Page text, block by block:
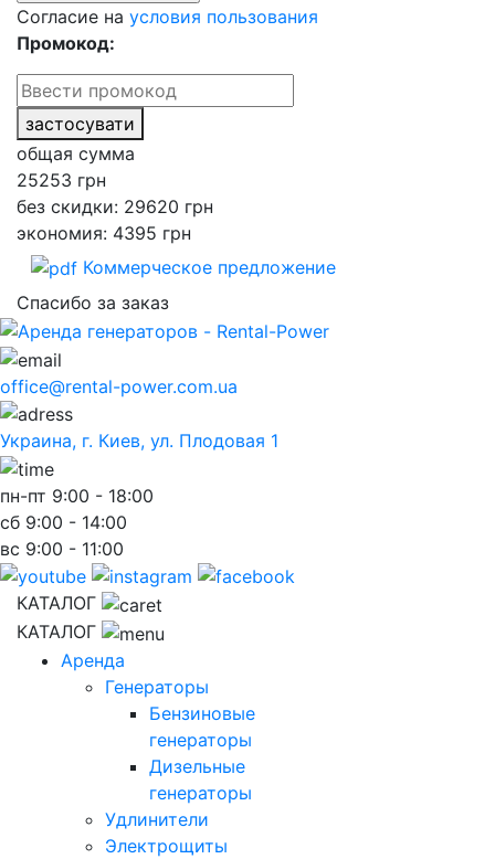
Согласие на условия пользования
Промокод:
застосувати
общая сумма
25253 грн
без скидки: 29620 грн
экономия: 4395 грн
Коммерческое предложение
Спасибо за заказ
office@rental-power.com.ua
Украина, г. Киев, ул. Плодовая 1
пн-пт 9:00 - 18:00
сб 9:00 - 14:00
вс 9:00 - 11:00
КАТАЛОГ
КАТАЛОГ
Аренда
Генераторы
Бензиновые
генераторы
Дизельные
генераторы
Удлинители
Электрощиты